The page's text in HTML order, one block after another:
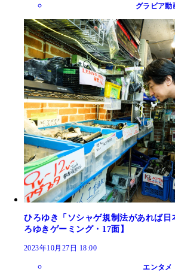
グラビア動
ひろゆき「ソシャゲ規制法があれば
ろゆきゲーミング・17面】
2023年10月27日 18:00
エンタメ